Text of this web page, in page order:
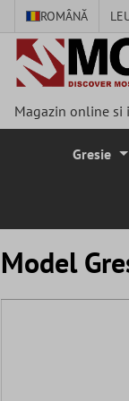
springen
ROMÂNĂ
Magazin online si
Gresie
Model